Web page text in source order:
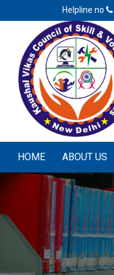
Helpline no
HOME ABOUT US